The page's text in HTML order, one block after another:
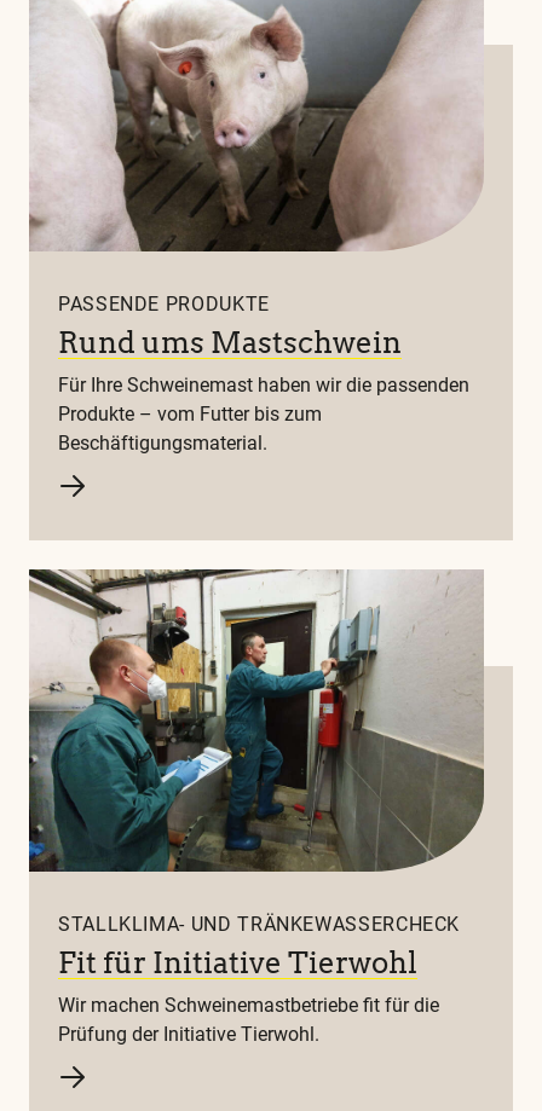
PASSENDE PRODUKTE
Rund ums Mastschwein
Für Ihre Schweinemast haben wir die passenden
Produkte – vom Futter bis zum
Beschäftigungsmaterial.
STALLKLIMA- UND TRÄNKEWASSERCHECK
Fit für Initiative Tierwohl
Wir machen Schweinemastbetriebe fit für die
Prüfung der Initiative Tierwohl.